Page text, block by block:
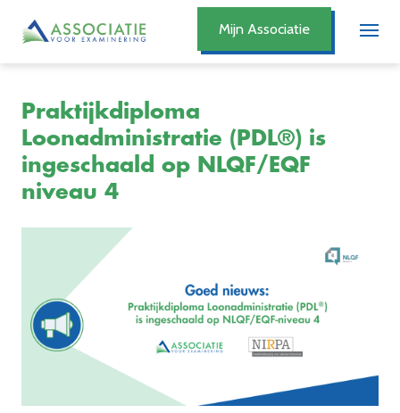
Mijn Associatie
Praktijkdiploma
Loonadministratie (PDL®) is
ingeschaald op NLQF/EQF
niveau 4